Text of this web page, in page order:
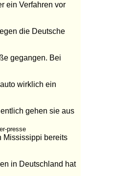
ein Verfahren vor
die Deutsche
gegangen. Bei
wirklich ein
gehen sie aus
presse
Mississippi bereits
in Deutschland hat